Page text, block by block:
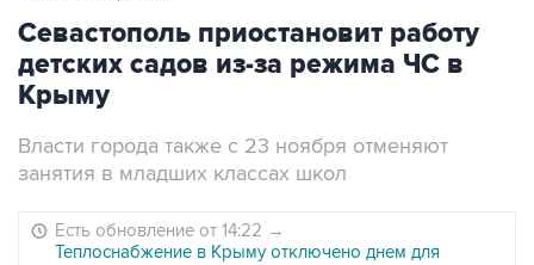
Севастополь приостановит работу
детских садов из-за режима ЧС в
Крыму
Власти города также с 23 ноября отменяют
занятия в младших классах школ
Есть обновление от 14:22 →
Теплоснабжение в Крыму отключено днем для